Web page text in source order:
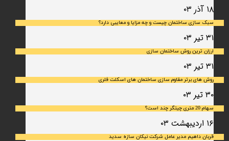
۱۸ آذر ۰۳
سبک سازی ساختمان چیست و چه مزایا و معایبی دارد؟
۳۱ تیر ۰۳
ارزان ترین روش ساختمان سازی
۳۱ تیر ۰۳
روش های برتر مقاوم سازی ساختمان های اسکلت فلری
۳۰ تیر ۰۳
سهام 20 متری چیتگر چند است؟
۱۶ اردیبهشت ۰۳
قربان داهیم مدیر عامل شرکت نیکان سازه سدید